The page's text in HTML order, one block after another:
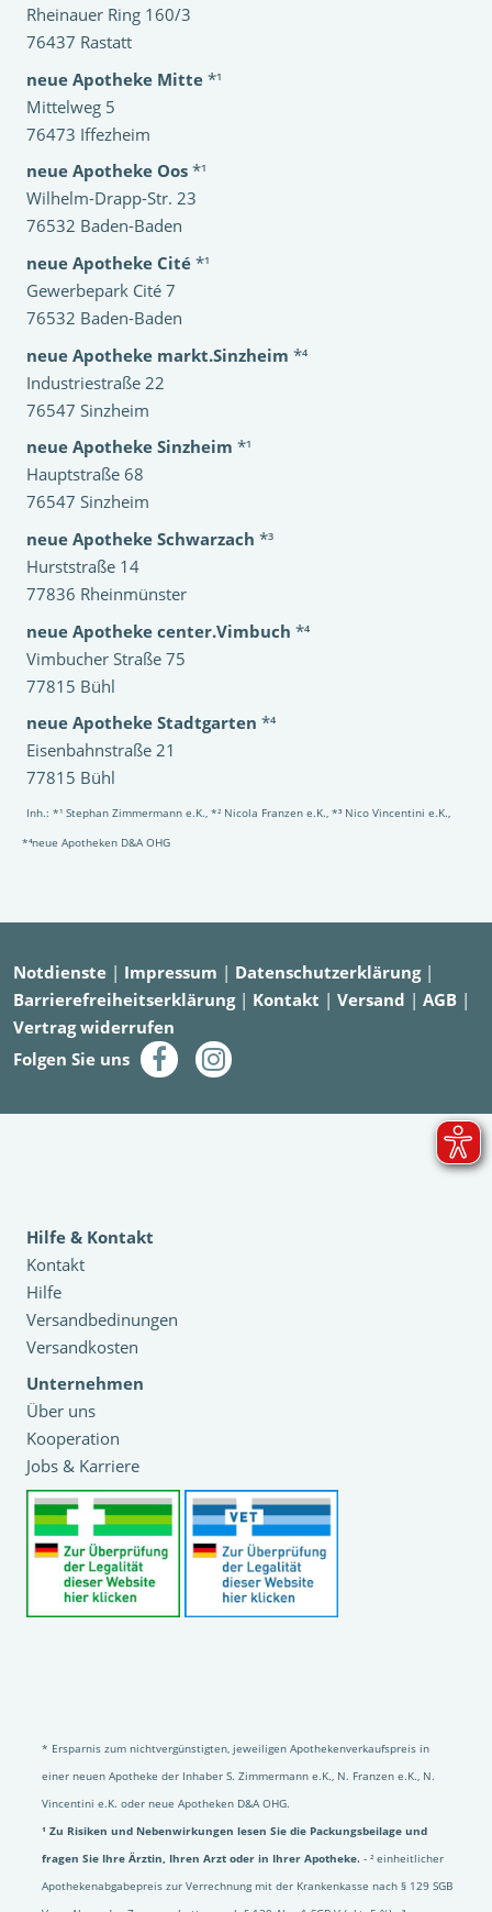
Rheinauer Ring 160/3
76437 Rastatt
neue Apotheke Mitte *¹
Mittelweg 5
76473 Iffezheim
neue Apotheke Oos *¹
Wilhelm-Drapp-Str. 23
76532 Baden-Baden
neue Apotheke Cité *¹
Gewerbepark Cité 7
76532 Baden-Baden
neue Apotheke markt.Sinzheim *⁴
Industriestraße 22
76547 Sinzheim
neue Apotheke Sinzheim *¹
Hauptstraße 68
76547 Sinzheim
neue Apotheke Schwarzach *³
Hurststraße 14
77836 Rheinmünster
neue Apotheke center.Vimbuch *⁴
Vimbucher Straße 75
77815 Bühl
neue Apotheke Stadtgarten *⁴
Eisenbahnstraße 21
77815 Bühl
Inh.: *¹ Stephan Zimmermann e.K., *² Nicola Franzen e.K., *³ Nico Vincentini e.K.,
*⁴neue Apotheken D&A OHG
Notdienste | Impressum | Datenschutzerklärung|
Barrierefreiheitserklärung| Kontakt | Versand | AGB |
Vertrag widerrufen
Folgen Sie uns
Hilfe & Kontakt
Kontakt
Hilfe
Versandbedinungen
Versandkosten
Unternehmen
Über uns
Kooperation
Jobs & Karriere
* Ersparnis zum nichtvergünstigten, jeweiligen Apothekenverkaufspreis in
einer neuen Apotheke der Inhaber S. Zimmermann e.K., N. Franzen e.K., N.
Vincentini e.K. oder neue Apotheken D&A OHG.
¹ Zu Risiken und Nebenwirkungen lesen Sie die Packungsbeilage und
fragen Sie Ihre Ärztin, Ihren Arzt oder in Ihrer Apotheke. - ² einheitlicher
Apothekenabgabepreis zur Verrechnung mit der Krankenkasse nach § 129 SGB